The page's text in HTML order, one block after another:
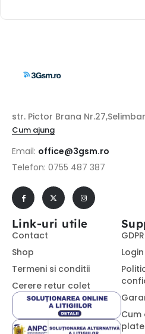
str. Pictor Brana
Cum ajung
Email: office@3gsm.ro
Telefon: 0755 487 387
Link-uri utile
Contact
Shop
Termeni si conditii
Cerere retur colet
GDPR
Cum